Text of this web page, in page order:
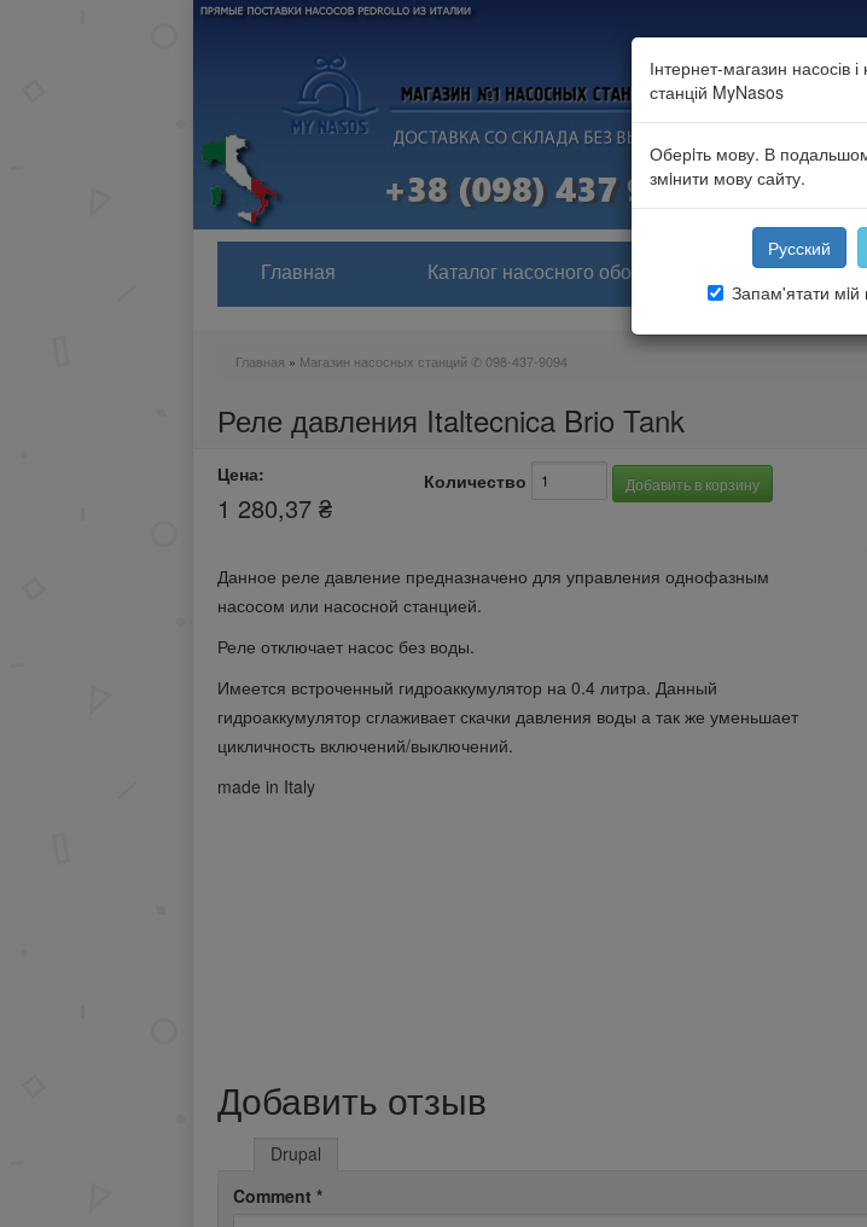
Главная Каталог насосного оборудования
Главная » Магазин насосных станций ✆ 098-437-9094
Реле давления Italtecnica Brio Tank
Цена:
1 280,37 ₴
Количество
Данное реле давление предназначено для управления однофазным
насосом или насосной станцией.
Реле отключает насос без воды.
Имеется встроченный гидроаккумулятор на 0.4 литра. Данный
гидроаккумулятор сглаживает скачки давления воды а так же уменьшает
цикличность включений/выключений.
made in Italy
Добавить отзыв
Drupal
Comment *
Інтернет-магазин насосів
станцій MyNasos
Оберiть мову. В
змiнити мову сайту.
Русский
Запам'ятати мiй